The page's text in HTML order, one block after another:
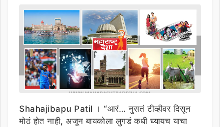
Shahajibapu Patil । “आरं… नुसतं टीव्हीवर दिसून
मोठं होत नाही, अजून बायकोला लुगडं कधी घ्यायच याचा